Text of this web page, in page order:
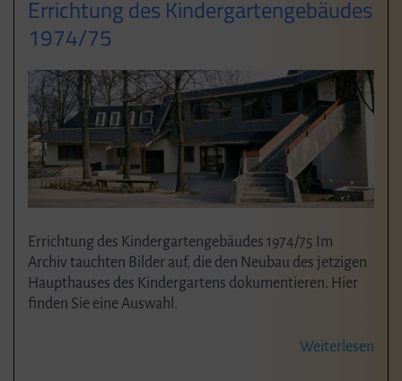
Errichtung des Kindergartengebäudes
1974/75
Errichtung des Kindergartengebäudes 1974/75 Im
Archiv tauchten Bilder auf, die den Neubau des jetzigen
Haupthauses des Kindergartens dokumentieren. Hier
finden Sie eine Auswahl.
Weiterlesen